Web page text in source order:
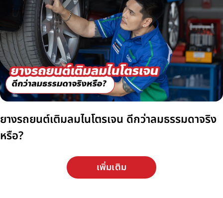
ยางรถยนต์เติมลมไนโตรเจน ดีกว่าลมธรรมดาจริง
หรือ?
เพิ่มเติม